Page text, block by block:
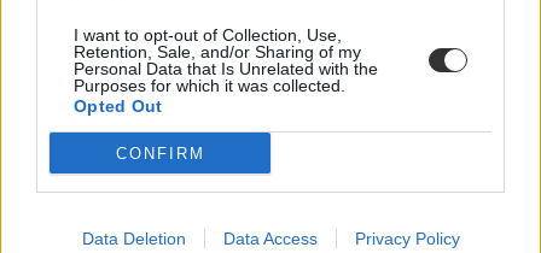
I want to opt-out of Collection, Use,
Retention, Sale, and/or Sharing of my
Personal Data that Is Unrelated with the
Purposes for which it was collected.
Opted Out
CONFIRM
Data Deletion Data Access Privacy Policy
leégett tetőre szánt forrás híján, most úgy tűnik, rendeződik a
Közoktatás
Tarnay Kristóf